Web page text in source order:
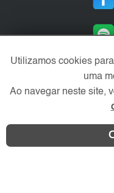
WhatsApp
Área
Utilizamos cookies
uma
Ao navegar neste site,